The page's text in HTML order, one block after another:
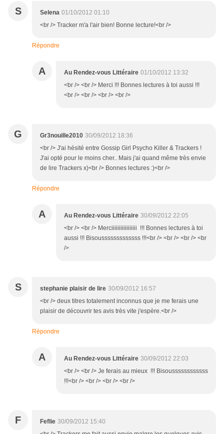
S Selena 01/10/2012 01:10
<br /> Tracker m'a l'air bien! Bonne lecture!<br />
Répondre
A Au Rendez-vous Littéraire 01/10/2012 13:32
<br /> <br /> Merci !!! Bonnes lectures à toi aussi !!!
<br /> <br /> <br /> <br />
G Gr3nouille2010 30/09/2012 18:36
<br /> J'ai hésité entre Gossip Girl Psycho Killer & Trackers !
J'ai opté pour le moins cher.. Mais j'ai quand même très envie
de lire Trackers x)<br /> Bonnes lectures :)<br />
Répondre
A Au Rendez-vous Littéraire 30/09/2012 22:05
<br /> <br /> Merciiiiiiiiiiiiiiiii !!! Bonnes lectures à toi
aussi !!! Bisousssssssssssss !!!<br /> <br /> <br /> <br
/>
S stephanie plaisir de lire 30/09/2012 16:57
<br /> deux titres totalement inconnus que je me ferais une
plaisir de découvrir tes avis très vite j'espère.<br />
Répondre
A Au Rendez-vous Littéraire 30/09/2012 22:03
<br /> <br /> Je ferais au mieux !!! Bisoussssssssssss
!!!<br /> <br /> <br /> <br />
F Feflie 30/09/2012 15:40